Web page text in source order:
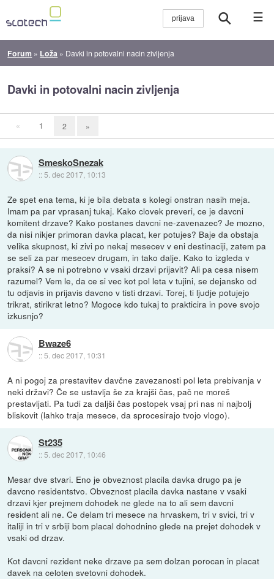
☰
Forum » Loža » Davki in potovalni nacin zivljenja
Davki in potovalni nacin zivljenja
« 1 2 »
SmeskoSnezak
:: 5. dec 2017, 10:13
Ze spet ena tema, ki je bila debata s kolegi onstran nasih meja.
Imam pa par vprasanj tukaj. Kako clovek preveri, ce je davcni
komitent drzave? Kako postanes davcni ne-zavenazec? Je mozno,
da nisi nikjer primoran davka placat, ker potujes? Baje da obstaja
velika skupnost, ki zivi po nekaj mesecev v eni destinaciji, zatem pa
se seli za par mesecev drugam, in tako dalje. Kako to izgleda v
praksi? A se ni potrebno v vsaki drzavi prijavit? Ali pa cesa nisem
razumel? Vem le, da ce si vec kot pol leta v tujini, se dejansko od
tu odjavis in prijavis davcno v tisti drzavi. Torej, ti ljudje potujejo
trikrat, stirikrat letno? Mogoce kdo tukaj to prakticira in pove svojo
izkusnjo?
Bwaze6
::5. dec 2017, 10:31
A ni pogoj za prestavitev davčne zavezanosti pol leta prebivanja v
neki državi? Če se ustavlja še za krajši čas, pač ne moreš
prestavljati. Pa tudi za daljši čas postopek vsaj pri nas ni najbolj
bliskovit (lahko traja mesece, da sprocesirajo tvojo vlogo).
St235
:: 5. dec 2017, 10:46
Mesar dve stvari. Eno je obveznost placila davka drugo pa je
davcno residentstvo. Obveznost placila davka nastane v vsaki
drzavi kjer prejmem dohodek ne glede na to ali sem davcni
resident ali ne. Ce delam tri mesece na hrvaskem, tri v svici, tri v
italiji in tri v srbiji bom placal dohodnino glede na prejet dohodek v
vsaki od drzav.
Kot davcni rezident neke drzave pa sem dolzan porocan in placat
davek na celoten svetovni dohodek.